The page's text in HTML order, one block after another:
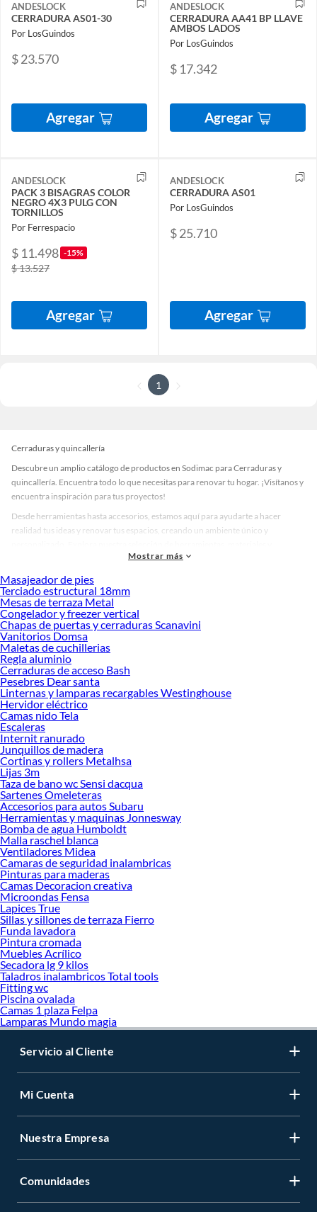
ANDESLOCK
CERRADURA AS01-30
Por LosGuindos
$ 23.570
Agregar
ANDESLOCK
CERRADURA AA41 BP LLAVE
AMBOS LADOS
Por LosGuindos
$ 17.342
Agregar
ANDESLOCK
PACK 3 BISAGRAS COLOR
NEGRO 4X3 PULG CON
TORNILLOS
Por Ferrespacio
$ 11.498 -15%
$ 13.527
Agregar
ANDESLOCK
CERRADURA AS01
Por LosGuindos
$ 25.710
Agregar
1
Cerraduras y quincallería
Descubre un amplio catálogo de productos en Sodimac para Cerraduras y
quincallería. Encuentra todo lo que necesitas para renovar tu hogar. ¡Visítanos y
encuentra inspiración para tus proyectos!
Desde herramientas hasta accesorios, estamos aquí para ayudarte a hacer
realidad tus ideas y renovar tus espacios, creando un ambiente único y
accesorios de calidad que te ayudarán a crear un espacio más tú.
Desde remodelaciones hasta proyectos de decoración, estamos aquí para hacer
tus ideas realidad. ¡Visítanos y encuentra todo lo que tenemos para ofrecerte en
Cerraduras y quincallería!
Explora la variedad de productos de Cerraduras y quincallería en
Sodimac
Herramientas, materiales y accesorios de calidad para tus proyectos y
renovación de espacios. ¡Visítanos y descubre todo lo que tenemos para
ofrecerte!
Encuentra una amplia variedad de productos de Cerraduras y quincallería en
Sodimac. Encuentra todo lo necesario para tus proyectos de renovación y
decoración. ¡Visítanos y haz tus ideas realidad!
Mostrar más
Masajeador de pies
Terciado estructural 18mm
Mesas de terraza Metal
Congelador y freezer vertical
Chapas de puertas y cerraduras Scanavini
Vanitorios Domsa
Maletas de cuchillerias
Regla aluminio
Cerraduras de acceso Bash
Pesebres Dear santa
Linternas y lamparas recargables Westinghouse
Hervidor eléctrico
Camas nido Tela
Escaleras
Internit ranurado
Junquillos de madera
Cortinas y rollers Metalhsa
Lijas 3m
Taza de bano wc Sensi dacqua
Sartenes Omeleteras
Accesorios para autos Subaru
Herramientas y maquinas Jonnesway
Bomba de agua Humboldt
Malla raschel blanca
Ventiladores Midea
Camaras de seguridad inalambricas
Pinturas para maderas
Camas Decoracion creativa
Microondas Fensa
Lapices True
Sillas y sillones de terraza Fierro
Funda lavadora
Pintura cromada
Muebles Acrílico
Secadora lg 9 kilos
Taladros inalambricos Total tools
Fitting wc
Piscina ovalada
Camas 1 plaza Felpa
Lamparas Mundo magia
Servicio al Cliente
Mi Cuenta
Nuestra Empresa
Comunidades